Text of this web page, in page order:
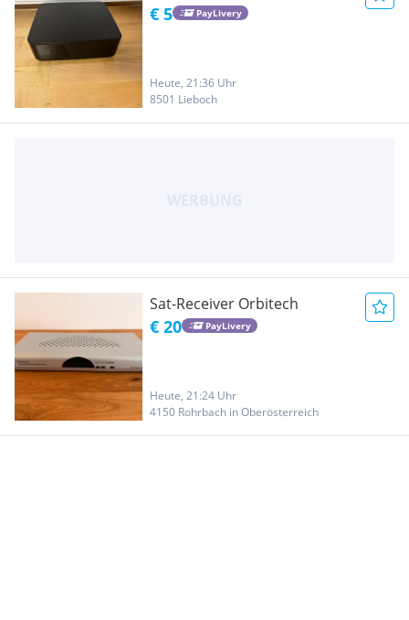
€ 5 PayLivery
Heute, 21:36 Uhr
8501 Lieboch
Sat-Receiver Orbitech
€ 20 PayLivery
Heute, 21:24 Uhr
4150 Rohrbach in Oberösterreich